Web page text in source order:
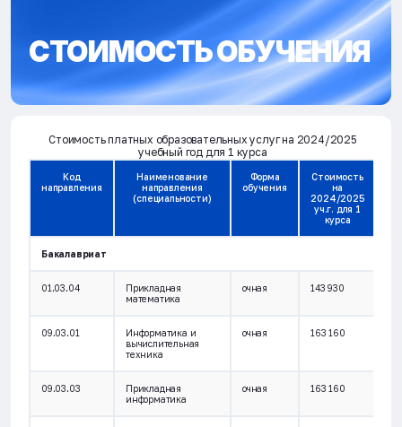
СТОИМОСТЬ ОБУЧЕНИЯ
Стоимость платных образовательных услуг на 2024/2025
учебный год для 1 курса
Код
направления
Наименование
направления
(специальности)
Форма
обучения
Стоимость
на
2024/2025
уч.г. для 1
курса
Бакалавриат
01.03.04
Прикладная
математика
очная 143 930
09.03.01
Информатика и
вычислительная
техника
очная 163 160
09.03.03
Прикладная
информатика
очная 163 160